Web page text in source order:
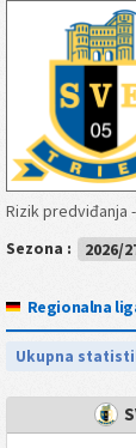
Rizik predviđanja -
Sezona :
2026/
Regionalna
Ukupna